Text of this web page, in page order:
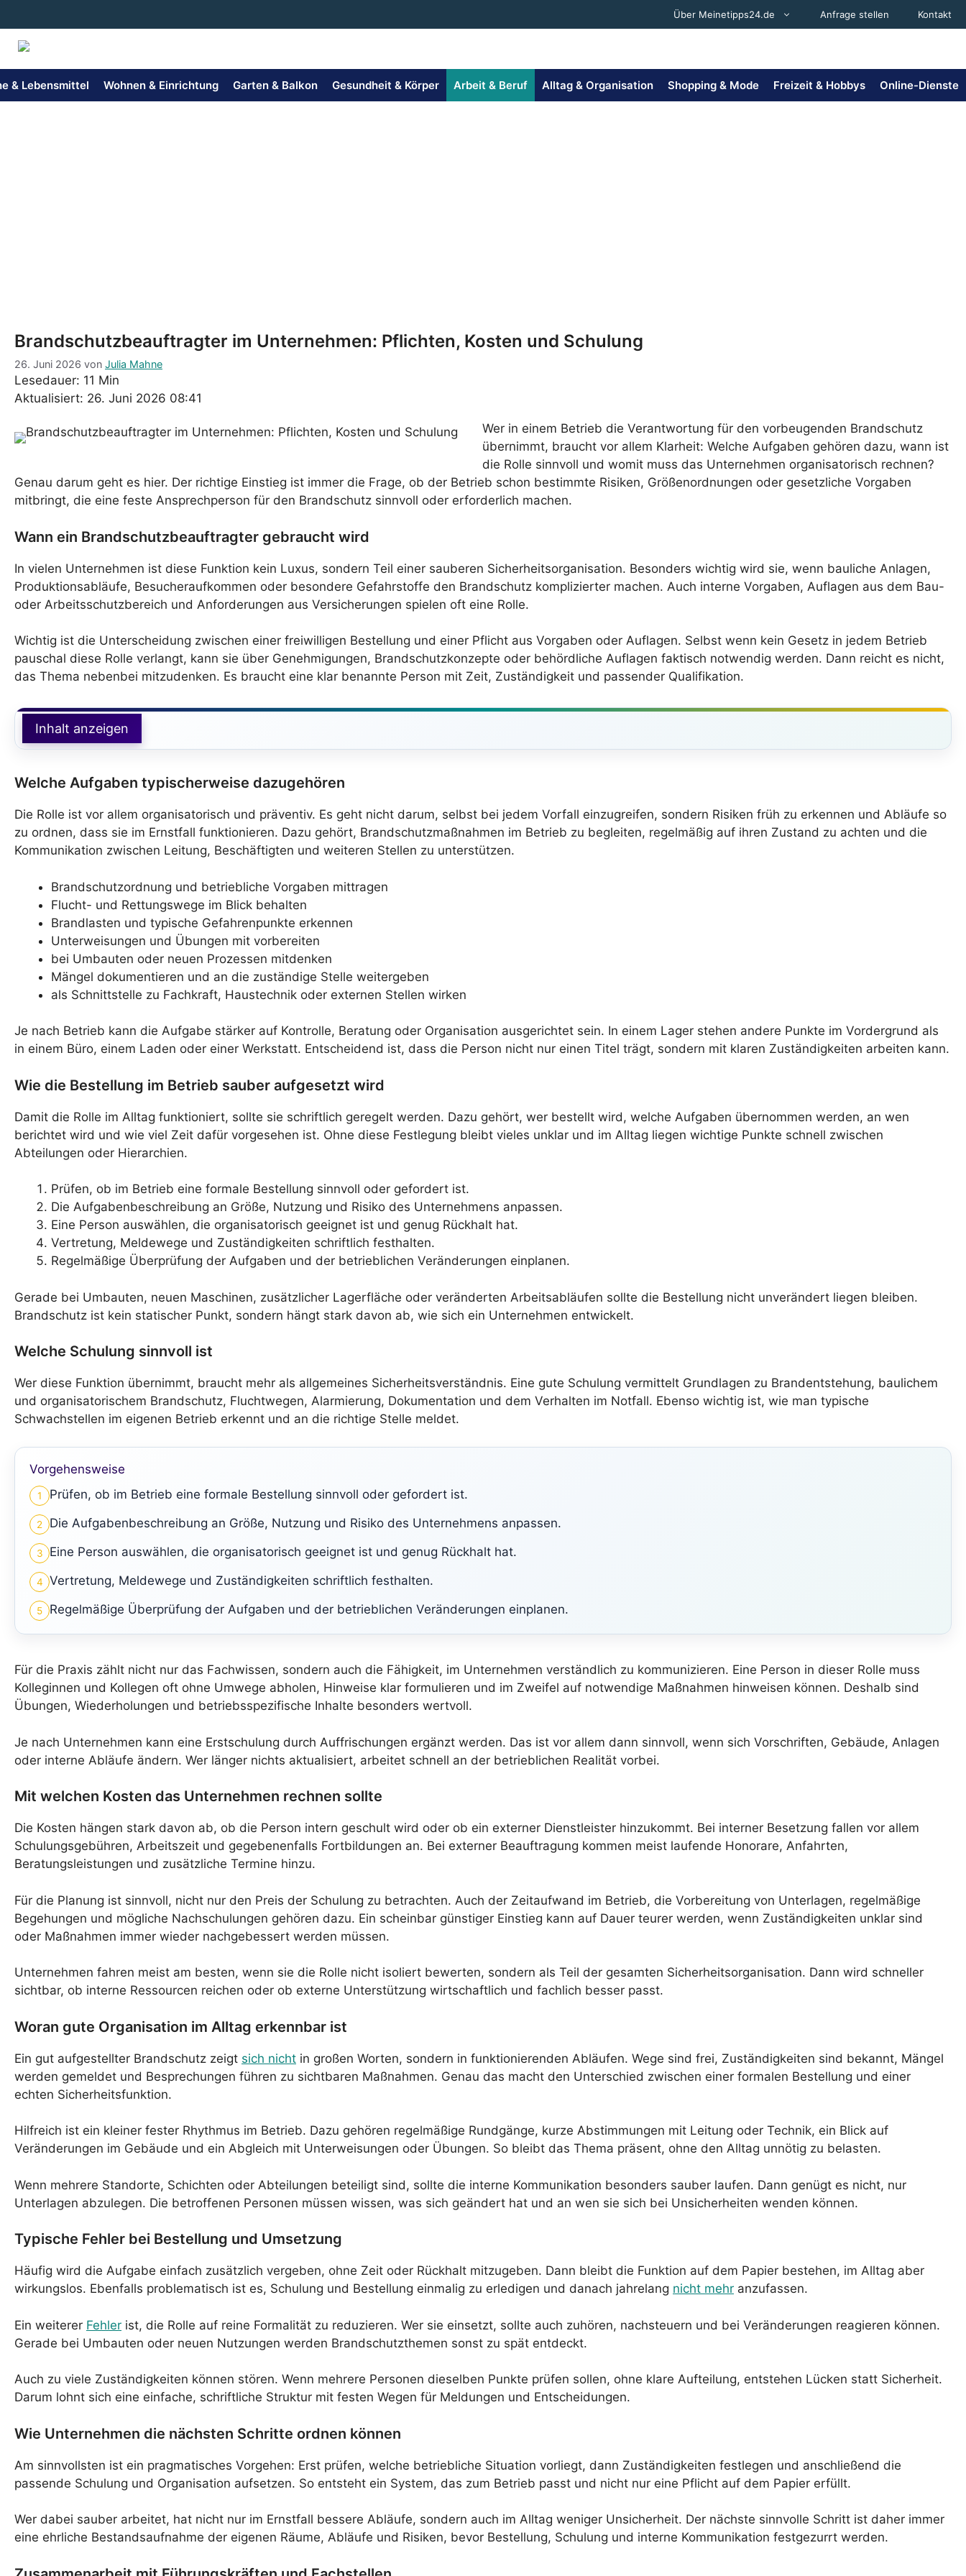
Inhalt
springen
Über Meinetipps24.de Anfrage stellen Kontakt
& Lebensmittel Wohnen & Einrichtung Garten & Balkon Gesundheit & Körper Arbeit & Beruf Alltag & Organisation Shopping & Mode Freizeit & Hobbys Online-Dienste
Brandschutzbeauftragter im Unternehmen: Pflichten, Kosten und Schulung
26. Juni 2026 von Julia Mahne
Lesedauer: 11 Min
Aktualisiert: 26. Juni 2026 08:41
Wer in einem Betrieb die Verantwortung für den vorbeugenden Brandschutz
übernimmt, braucht vor allem Klarheit: Welche Aufgaben gehören dazu, wann ist
die Rolle sinnvoll und womit muss das Unternehmen organisatorisch rechnen?
Genau darum geht es hier. Der richtige Einstieg ist immer die Frage, ob der Betrieb schon bestimmte Risiken, Größenordnungen oder gesetzliche Vorgaben
mitbringt, die eine feste Ansprechperson für den Brandschutz sinnvoll oder erforderlich machen.
Wann ein Brandschutzbeauftragter gebraucht wird
In vielen Unternehmen ist diese Funktion kein Luxus, sondern Teil einer sauberen Sicherheitsorganisation. Besonders wichtig wird sie, wenn bauliche Anlagen,
Produktionsabläufe, Besucheraufkommen oder besondere Gefahrstoffe den Brandschutz komplizierter machen. Auch interne Vorgaben, Auflagen aus dem Bau-
oder Arbeitsschutzbereich und Anforderungen aus Versicherungen spielen oft eine Rolle.
Wichtig ist die Unterscheidung zwischen einer freiwilligen Bestellung und einer Pflicht aus Vorgaben oder Auflagen. Selbst wenn kein Gesetz in jedem Betrieb
pauschal diese Rolle verlangt, kann sie über Genehmigungen, Brandschutzkonzepte oder behördliche Auflagen faktisch notwendig werden. Dann reicht es nicht,
das Thema nebenbei mitzudenken. Es braucht eine klar benannte Person mit Zeit, Zuständigkeit und passender Qualifikation.
Inhalt anzeigen
Welche Aufgaben typischerweise dazugehören
Die Rolle ist vor allem organisatorisch und präventiv. Es geht nicht darum, selbst bei jedem Vorfall einzugreifen, sondern Risiken früh zu erkennen und Abläufe so
zu ordnen, dass sie im Ernstfall funktionieren. Dazu gehört, Brandschutzmaßnahmen im Betrieb zu begleiten, regelmäßig auf ihren Zustand zu achten und die
Kommunikation zwischen Leitung, Beschäftigten und weiteren Stellen zu unterstützen.
Brandschutzordnung und betriebliche Vorgaben mittragen
Flucht- und Rettungswege im Blick behalten
Brandlasten und typische Gefahrenpunkte erkennen
Unterweisungen und Übungen mit vorbereiten
bei Umbauten oder neuen Prozessen mitdenken
Mängel dokumentieren und an die zuständige Stelle weitergeben
als Schnittstelle zu Fachkraft, Haustechnik oder externen Stellen wirken
Je nach Betrieb kann die Aufgabe stärker auf Kontrolle, Beratung oder Organisation ausgerichtet sein. In einem Lager stehen andere Punkte im Vordergrund als
in einem Büro, einem Laden oder einer Werkstatt. Entscheidend ist, dass die Person nicht nur einen Titel trägt, sondern mit klaren Zuständigkeiten arbeiten kann.
Wie die Bestellung im Betrieb sauber aufgesetzt wird
Damit die Rolle im Alltag funktioniert, sollte sie schriftlich geregelt werden. Dazu gehört, wer bestellt wird, welche Aufgaben übernommen werden, an wen
berichtet wird und wie viel Zeit dafür vorgesehen ist. Ohne diese Festlegung bleibt vieles unklar und im Alltag liegen wichtige Punkte schnell zwischen
Abteilungen oder Hierarchien.
Prüfen, ob im Betrieb eine formale Bestellung sinnvoll oder gefordert ist.
Die Aufgabenbeschreibung an Größe, Nutzung und Risiko des Unternehmens anpassen.
Eine Person auswählen, die organisatorisch geeignet ist und genug Rückhalt hat.
Vertretung, Meldewege und Zuständigkeiten schriftlich festhalten.
Regelmäßige Überprüfung der Aufgaben und der betrieblichen Veränderungen einplanen.
Gerade bei Umbauten, neuen Maschinen, zusätzlicher Lagerfläche oder veränderten Arbeitsabläufen sollte die Bestellung nicht unverändert liegen bleiben.
Brandschutz ist kein statischer Punkt, sondern hängt stark davon ab, wie sich ein Unternehmen entwickelt.
Welche Schulung sinnvoll ist
Wer diese Funktion übernimmt, braucht mehr als allgemeines Sicherheitsverständnis. Eine gute Schulung vermittelt Grundlagen zu Brandentstehung, baulichem
und organisatorischem Brandschutz, Fluchtwegen, Alarmierung, Dokumentation und dem Verhalten im Notfall. Ebenso wichtig ist, wie man typische
Schwachstellen im eigenen Betrieb erkennt und an die richtige Stelle meldet.
Vorgehensweise
1 Prüfen, ob im Betrieb eine formale Bestellung sinnvoll oder gefordert ist.
2 Die Aufgabenbeschreibung an Größe, Nutzung und Risiko des Unternehmens anpassen.
3 Eine Person auswählen, die organisatorisch geeignet ist und genug Rückhalt hat.
4 Vertretung, Meldewege und Zuständigkeiten schriftlich festhalten.
5 Regelmäßige Überprüfung der Aufgaben und der betrieblichen Veränderungen einplanen.
Für die Praxis zählt nicht nur das Fachwissen, sondern auch die Fähigkeit, im Unternehmen verständlich zu kommunizieren. Eine Person in dieser Rolle muss
Kolleginnen und Kollegen oft ohne Umwege abholen, Hinweise klar formulieren und im Zweifel auf notwendige Maßnahmen hinweisen können. Deshalb sind
Übungen, Wiederholungen und betriebsspezifische Inhalte besonders wertvoll.
Je nach Unternehmen kann eine Erstschulung durch Auffrischungen ergänzt werden. Das ist vor allem dann sinnvoll, wenn sich Vorschriften, Gebäude, Anlagen
oder interne Abläufe ändern. Wer länger nichts aktualisiert, arbeitet schnell an der betrieblichen Realität vorbei.
Mit welchen Kosten das Unternehmen rechnen sollte
Die Kosten hängen stark davon ab, ob die Person intern geschult wird oder ob ein externer Dienstleister hinzukommt. Bei interner Besetzung fallen vor allem
Schulungsgebühren, Arbeitszeit und gegebenenfalls Fortbildungen an. Bei externer Beauftragung kommen meist laufende Honorare, Anfahrten,
Beratungsleistungen und zusätzliche Termine hinzu.
Für die Planung ist sinnvoll, nicht nur den Preis der Schulung zu betrachten. Auch der Zeitaufwand im Betrieb, die Vorbereitung von Unterlagen, regelmäßige
Begehungen und mögliche Nachschulungen gehören dazu. Ein scheinbar günstiger Einstieg kann auf Dauer teurer werden, wenn Zuständigkeiten unklar sind
oder Maßnahmen immer wieder nachgebessert werden müssen.
Unternehmen fahren meist am besten, wenn sie die Rolle nicht isoliert bewerten, sondern als Teil der gesamten Sicherheitsorganisation. Dann wird schneller
sichtbar, ob interne Ressourcen reichen oder ob externe Unterstützung wirtschaftlich und fachlich besser passt.
Woran gute Organisation im Alltag erkennbar ist
Ein gut aufgestellter Brandschutz zeigt sich nicht in großen Worten, sondern in funktionierenden Abläufen. Wege sind frei, Zuständigkeiten sind bekannt, Mängel
werden gemeldet und Besprechungen führen zu sichtbaren Maßnahmen. Genau das macht den Unterschied zwischen einer formalen Bestellung und einer
echten Sicherheitsfunktion.
Hilfreich ist ein kleiner fester Rhythmus im Betrieb. Dazu gehören regelmäßige Rundgänge, kurze Abstimmungen mit Leitung oder Technik, ein Blick auf
Veränderungen im Gebäude und ein Abgleich mit Unterweisungen oder Übungen. So bleibt das Thema präsent, ohne den Alltag unnötig zu belasten.
Wenn mehrere Standorte, Schichten oder Abteilungen beteiligt sind, sollte die interne Kommunikation besonders sauber laufen. Dann genügt es nicht, nur
Unterlagen abzulegen. Die betroffenen Personen müssen wissen, was sich geändert hat und an wen sie sich bei Unsicherheiten wenden können.
Typische Fehler bei Bestellung und Umsetzung
Häufig wird die Aufgabe einfach zusätzlich vergeben, ohne Zeit oder Rückhalt mitzugeben. Dann bleibt die Funktion auf dem Papier bestehen, im Alltag aber
wirkungslos. Ebenfalls problematisch ist es, Schulung und Bestellung einmalig zu erledigen und danach jahrelang nicht mehr anzufassen.
Ein weiterer Fehler ist, die Rolle auf reine Formalität zu reduzieren. Wer sie einsetzt, sollte auch zuhören, nachsteuern und bei Veränderungen reagieren können.
Gerade bei Umbauten oder neuen Nutzungen werden Brandschutzthemen sonst zu spät entdeckt.
Auch zu viele Zuständigkeiten können stören. Wenn mehrere Personen dieselben Punkte prüfen sollen, ohne klare Aufteilung, entstehen Lücken statt Sicherheit.
Darum lohnt sich eine einfache, schriftliche Struktur mit festen Wegen für Meldungen und Entscheidungen.
Wie Unternehmen die nächsten Schritte ordnen können
Am sinnvollsten ist ein pragmatisches Vorgehen: Erst prüfen, welche betriebliche Situation vorliegt, dann Zuständigkeiten festlegen und anschließend die
passende Schulung und Organisation aufsetzen. So entsteht ein System, das zum Betrieb passt und nicht nur eine Pflicht auf dem Papier erfüllt.
Wer dabei sauber arbeitet, hat nicht nur im Ernstfall bessere Abläufe, sondern auch im Alltag weniger Unsicherheit. Der nächste sinnvolle Schritt ist daher immer
eine ehrliche Bestandsaufnahme der eigenen Räume, Abläufe und Risiken, bevor Bestellung, Schulung und interne Kommunikation festgezurrt werden.